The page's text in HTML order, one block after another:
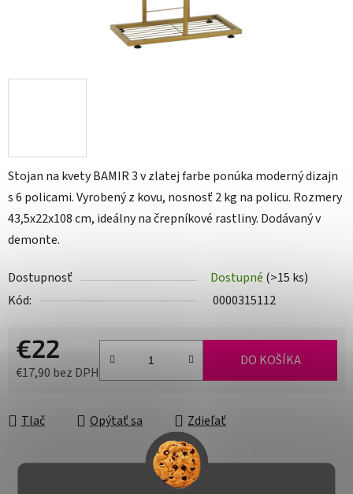
Stojan na kvety BAMIR 3 v zlatej farbe ponúka moderný dizajn
s 6 policami. Vyrobený z kovu, nosnosť 2 kg na policu. Rozmery
43,5x22x108 cm, ideálny na črepníkové rastliny. Dodávaný v
demonte.
Dostupnosť Dostupné (>15 ks)
Kód:
0000315112
€22
€17,90 bez DPH
DO KOŠÍKA
Tlač Opýtať sa Zdieľať